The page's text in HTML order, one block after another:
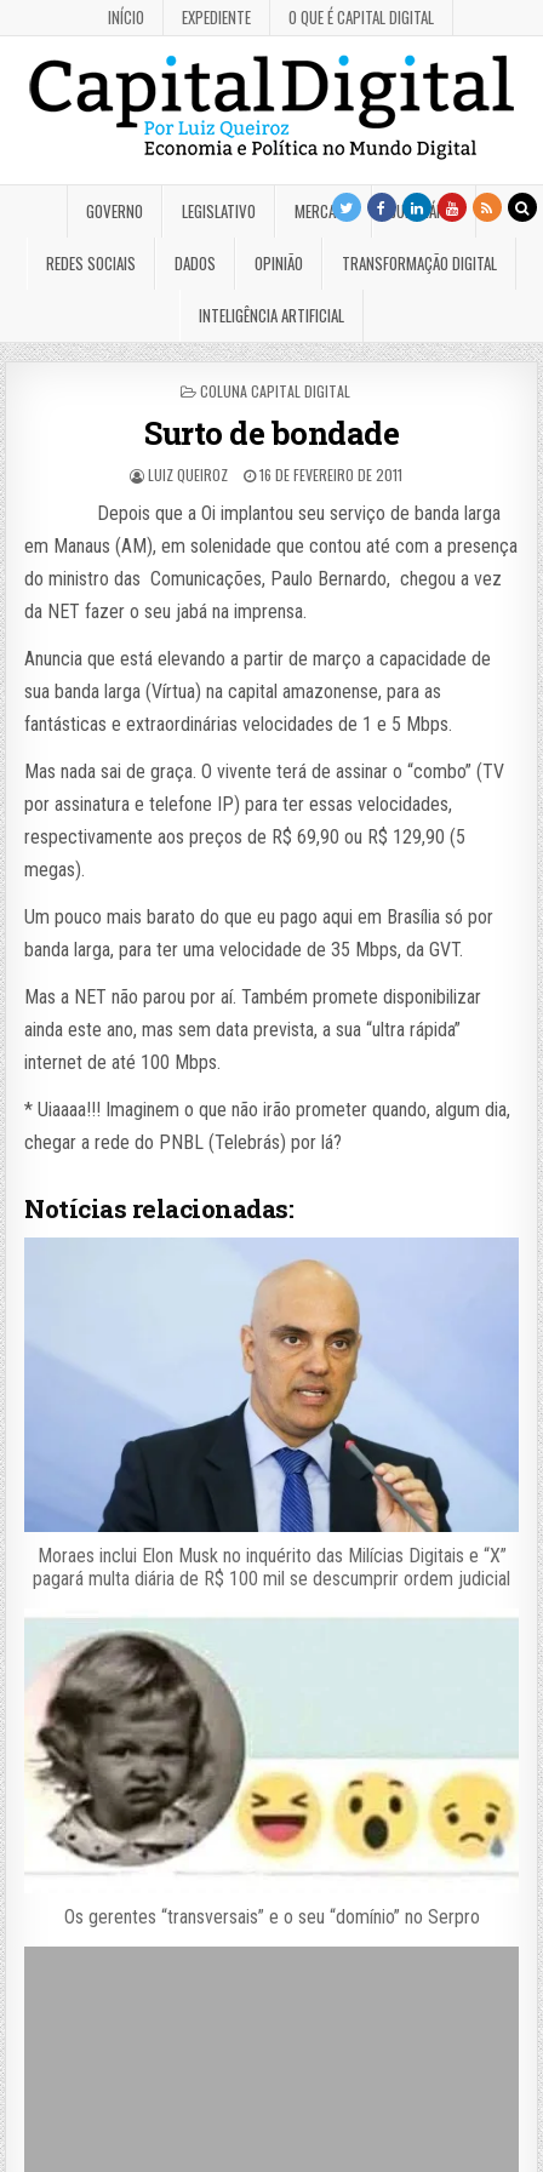
INÍCIO EXPEDIENTE O QUE É CAPITAL DIGITAL
GOVERNO LEGISLATIVO MERCADO JUDICIÁRIO
REDES SOCIAIS DADOS OPINIÃO TRANSFORMAÇÃO DIGITAL
INTELIGÊNCIA ARTIFICIAL
POSTED
COLUNA CAPITAL DIGITAL
Surto de bondade
LUIZ QUEIROZ 16 DE FEVEREIRO DE 2011
Depois que a Oi implantou seu serviço de banda larga
em Manaus (AM), em solenidade que contou até com a presença
do ministro das Comunicações, Paulo Bernardo, chegou a vez
da NET fazer o seu jabá na imprensa.
Anuncia que está elevando a partir de março a capacidade de
sua banda larga (Vírtua) na capital amazonense, para as
fantásticas e extraordinárias velocidades de 1 e 5 Mbps.
Mas nada sai de graça. O vivente terá de assinar o “combo” (TV
por assinatura e telefone IP) para ter essas velocidades,
respectivamente aos preços de R$ 69,90 ou R$ 129,90 (5
megas).
Um pouco mais barato do que eu pago aqui em Brasília só por
banda larga, para ter uma velocidade de 35 Mbps, da GVT.
Mas a NET não parou por aí. Também promete disponibilizar
ainda este ano, mas sem data prevista, a sua “ultra rápida”
internet de até 100 Mbps.
* Uiaaaa!!! Imaginem o que não irão prometer quando, algum dia,
chegar a rede do PNBL (Telebrás) por lá?
Notícias relacionadas:
Moraes inclui Elon Musk no inquérito das Milícias Digitais e “X”
pagará multa diária de R$ 100 mil se descumprir ordem judicial
Os gerentes “transversais” e o seu “domínio” no Serpro